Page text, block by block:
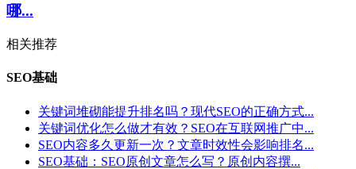
哪...
相关推荐
SEO基础
关键词堆砌能提升排名吗？现代SEO的正确方式...
关键词优化怎么做才有效？SEO在互联网推广中...
SEO内容多久更新一次？文章时效性会影响排名...
SEO基础：SEO原创文章怎么写？原创内容撰...